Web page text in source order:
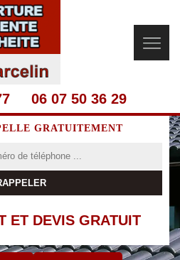
06 07 50 36 29
GRATUITEMENT
ET DEVIS GRATUIT